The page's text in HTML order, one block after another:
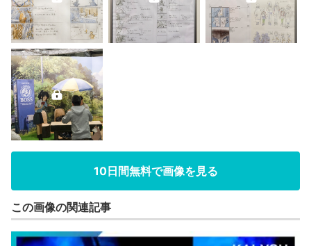
10日間無料で画像を見る
この画像の関連記事